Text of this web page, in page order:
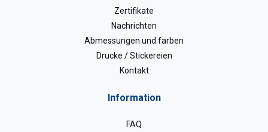
Zertifikate
Nachrichten
Abmessungen und farben
Drucke / Stickereien
Kontakt
Information
FAQ